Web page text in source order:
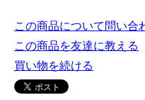
この商品について問い合
この商品を友達に教える
買い物を続ける